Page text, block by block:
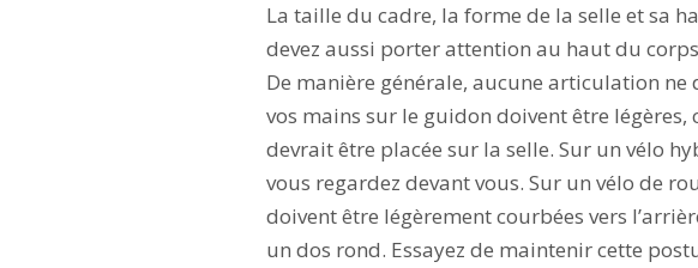
La taille du cadre, la forme de la selle et sa
devez aussi porter attention au haut du
De manière générale, aucune articulation ne
vos mains sur le guidon doivent être
devrait être placée sur la selle. Sur un vélo
vous regardez devant vous. Sur un vélo de
doivent être légèrement courbées vers
un dos rond. Essayez de maintenir cette